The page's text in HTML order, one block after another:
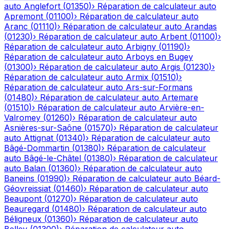
auto Anglefort (01350)› Réparation de calculateur auto
Apremont (01100)› Réparation de calculateur auto
Aranc (01110)› Réparation de calculateur auto Arandas
(01230)› Réparation de calculateur auto Arbent (01100)›
Réparation de calculateur auto Arbigny (01190)›
Réparation de calculateur auto Arboys en Bugey
(01300)› Réparation de calculateur auto Argis (01230)›
Réparation de calculateur auto Armix (01510)›
Réparation de calculateur auto Ars-sur-Formans
(01480)› Réparation de calculateur auto Artemare
(01510)› Réparation de calculateur auto Arvière-en-
Valromey (01260)› Réparation de calculateur auto
Asnières-sur-Saône (01570)› Réparation de calculateur
auto Attignat (01340)› Réparation de calculateur auto
Bâgé-Dommartin (01380)› Réparation de calculateur
auto Bâgé-le-Châtel (01380)› Réparation de calculateur
auto Balan (01360)› Réparation de calculateur auto
Baneins (01990)› Réparation de calculateur auto Béard-
Géovreissiat (01460)› Réparation de calculateur auto
Beaupont (01270)› Réparation de calculateur auto
Beauregard (01480)› Réparation de calculateur auto
Béligneux (01360)› Réparation de calculateur auto